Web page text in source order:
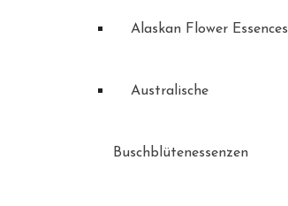
Alaskan Flower Essences
Australische
Buschblütenessenzen